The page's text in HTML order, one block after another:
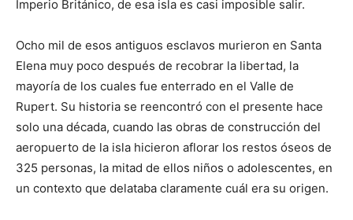
Imperio Británico, de esa isla es casi imposible salir.
Ocho mil de esos antiguos esclavos murieron en Santa
Elena muy poco después de recobrar la libertad, la
mayoría de los cuales fue enterrado en el Valle de
Rupert. Su historia se reencontró con el presente hace
solo una década, cuando las obras de construcción del
aeropuerto de la isla hicieron aflorar los restos óseos de
325 personas, la mitad de ellos niños o adolescentes, en
un contexto que delataba claramente cuál era su origen.